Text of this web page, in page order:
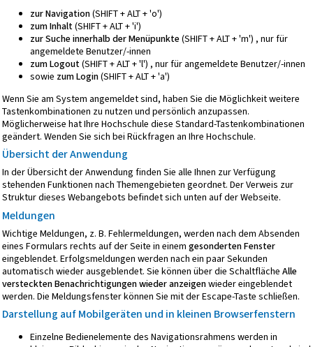
zur Navigation(SHIFT + ALT + 'o')
zum Inhalt(SHIFT + ALT + 'i')
zur Suche innerhalb der Menüpunkte(SHIFT + ALT + 'm') , nur für
angemeldete Benutzer/-innen
zum Logout(SHIFT + ALT + 'l') , nur für angemeldete Benutzer/-innen
sowie zum Login(SHIFT + ALT + 'a')
Wenn Sie am System angemeldet sind, haben Sie die Möglichkeit weitere
Tastenkombinationen zu nutzen und persönlich anzupassen.
Möglicherweise hat Ihre Hochschule diese Standard-Tastenkombinationen
geändert. Wenden Sie sich bei Rückfragen an Ihre Hochschule.
Übersicht der Anwendung
In der Übersicht der Anwendung finden Sie alle Ihnen zur Verfügung
stehenden Funktionen nach Themengebieten geordnet. Der Verweis zur
Struktur dieses Webangebots befindet sich unten auf der Webseite.
Meldungen
Wichtige Meldungen, z. B. Fehlermeldungen, werden nach dem Absenden
eines Formulars rechts auf der Seite in einem gesonderten Fenster
eingeblendet. Erfolgsmeldungen werden nach ein paar Sekunden
automatisch wieder ausgeblendet. Sie können über die Schaltfläche Alle
versteckten Benachrichtigungen wieder anzeigenwieder eingeblendet
werden. Die Meldungsfenster können Sie mit der Escape-Taste schließen.
Darstellung auf Mobilgeräten und in kleinen Browserfenstern
Einzelne Bedienelemente des Navigationsrahmens werden in